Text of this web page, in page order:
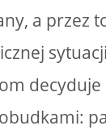
a przez